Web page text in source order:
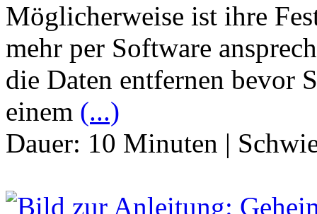
Möglicherweise ist ihre
mehr per Software
die Daten entfernen bevor
einem (...)
Dauer: 10 Minuten |